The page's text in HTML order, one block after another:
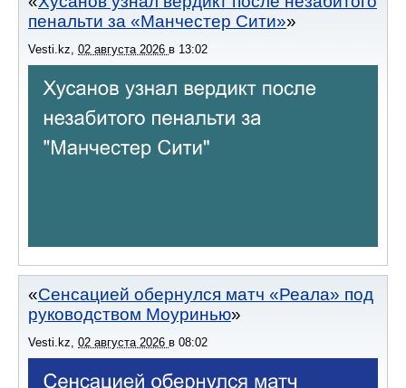
пенальти за «Манчестер Сити»
Vesti.kz 02 августа 2026 в 13:02
Сенсацией обернулся матч «Реала» под
руководством Моуринью
Vesti.kz, 02 августа 2026 в 08:02